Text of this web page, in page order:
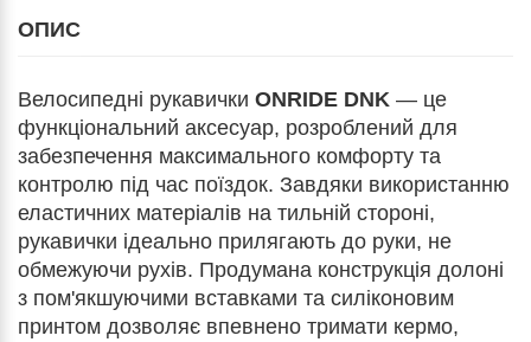
ОПИС
Велосипедні рукавички ONRIDE DNK — це
функціональний аксесуар, розроблений для
забезпечення максимального комфорту та
контролю під час поїздок. Завдяки використанню
еластичних матеріалів на тильній стороні,
рукавички ідеально прилягають до руки, не
обмежуючи рухів. Продумана конструкція долоні
з пом'якшуючими вставками та силіконовим
принтом дозволяє впевнено тримати кермо,